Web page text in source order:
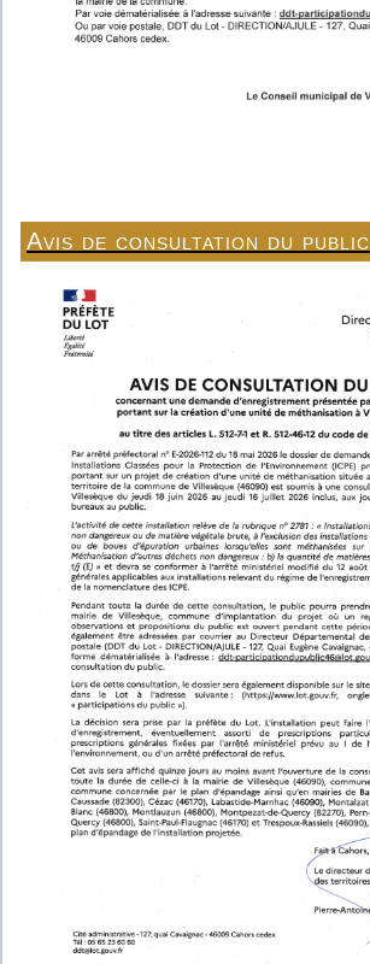
Avis de consultation du public